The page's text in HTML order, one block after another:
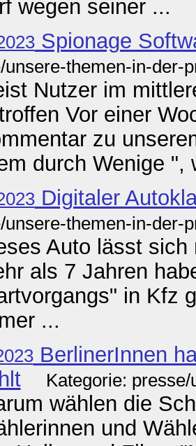
wegen seiner ...
Spionage
unsere-themen-in-der-
Nutzer im
Vor einer
zu
durch Wenige ",
Digitaler
unsere-themen-in-der-
Auto lässt
als 7 Jahren
in Kfz
...
BerlinerInnen
Kategorie:
wählen die
und